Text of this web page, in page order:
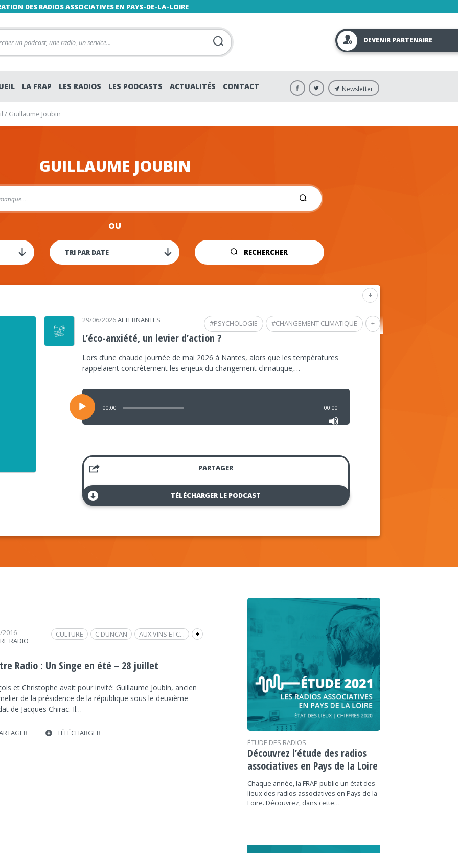
DES RADIOS ASSOCIATIVES EN PAYS-DE-LA-LOIRE
DEVENIR PARTENAIRE
LA FRAP LES RADIOS LES PODCASTS ACTUALITÉS CONTACT Newsletter
/ Guillaume Joubin
GUILLAUME JOUBIN
OU
RECHERCHER
+
+
#CHANGEMENT CLIMATIQUE
#PSYCHOLOGIE
29/06/2026ALTERNANTES
L’éco-anxiété, un levier d’action ?
Lors d’une chaude journée de mai 2026 à Nantes, alors que les températures
rappelaient concrètement les enjeux du changement climatique,…
Lecteur
audio
00:00 00:00
PARTAGER
TÉLÉCHARGER LE PODCAST
2016
RADIO
+
AUX VINS ETC...
C DUNCAN
CULTURE
GUILLAUME JOUBIN
MAYENNE
MUSIQUE
Radio : Un Singe en été – 28 juillet
et Christophe avait pour invité: Guillaume Joubin, ancien
de la présidence de la république sous le deuxième
de Jacques Chirac. Il…
TÉLÉCHARGER
ÉTUDE DES RADIOS
Découvrez l’étude des radios
associatives en Pays de la Loire
Chaque année, la FRAP publie un état des
lieux des radios associatives en Pays de la
Loire. Découvrez, dans cette…